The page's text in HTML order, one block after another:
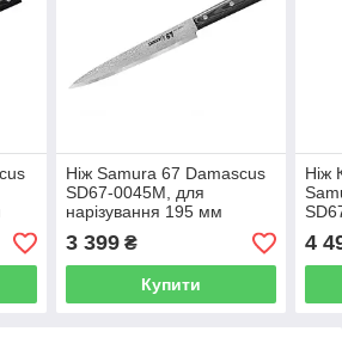
Ніж Samura 67 Damascus
SD67-0045M, для
нарізування 195 мм
3 399₴
Купити
Ніж
4